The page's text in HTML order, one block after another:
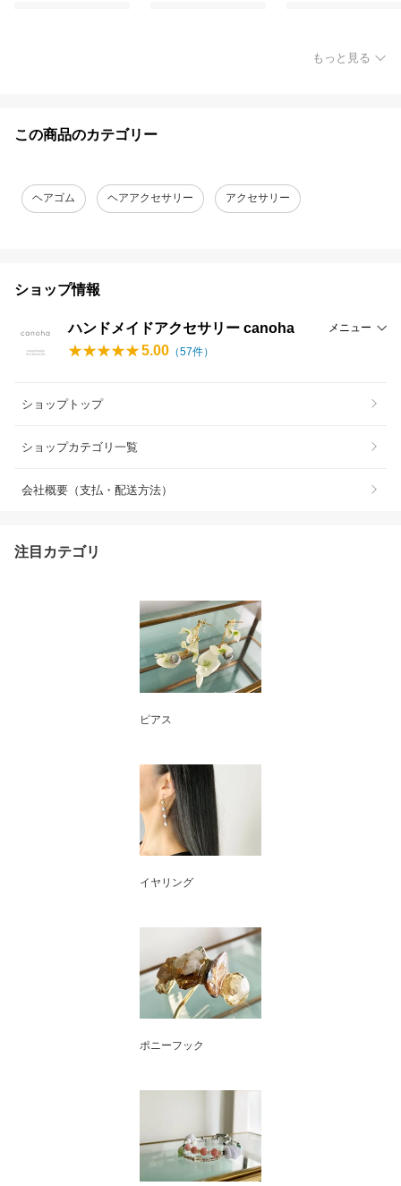
もっと見る
この商品のカテゴリー
ヘアゴム ヘアアクセサリー アクセサリー
ショップ情報
ハンドメイドアクセサリー canoha メニュー
5.00 （57件）
ショップトップ
ショップカテゴリ一覧
会社概要（支払・配送方法）
注目カテゴリ
ピアス
イヤリング
ポニーフック